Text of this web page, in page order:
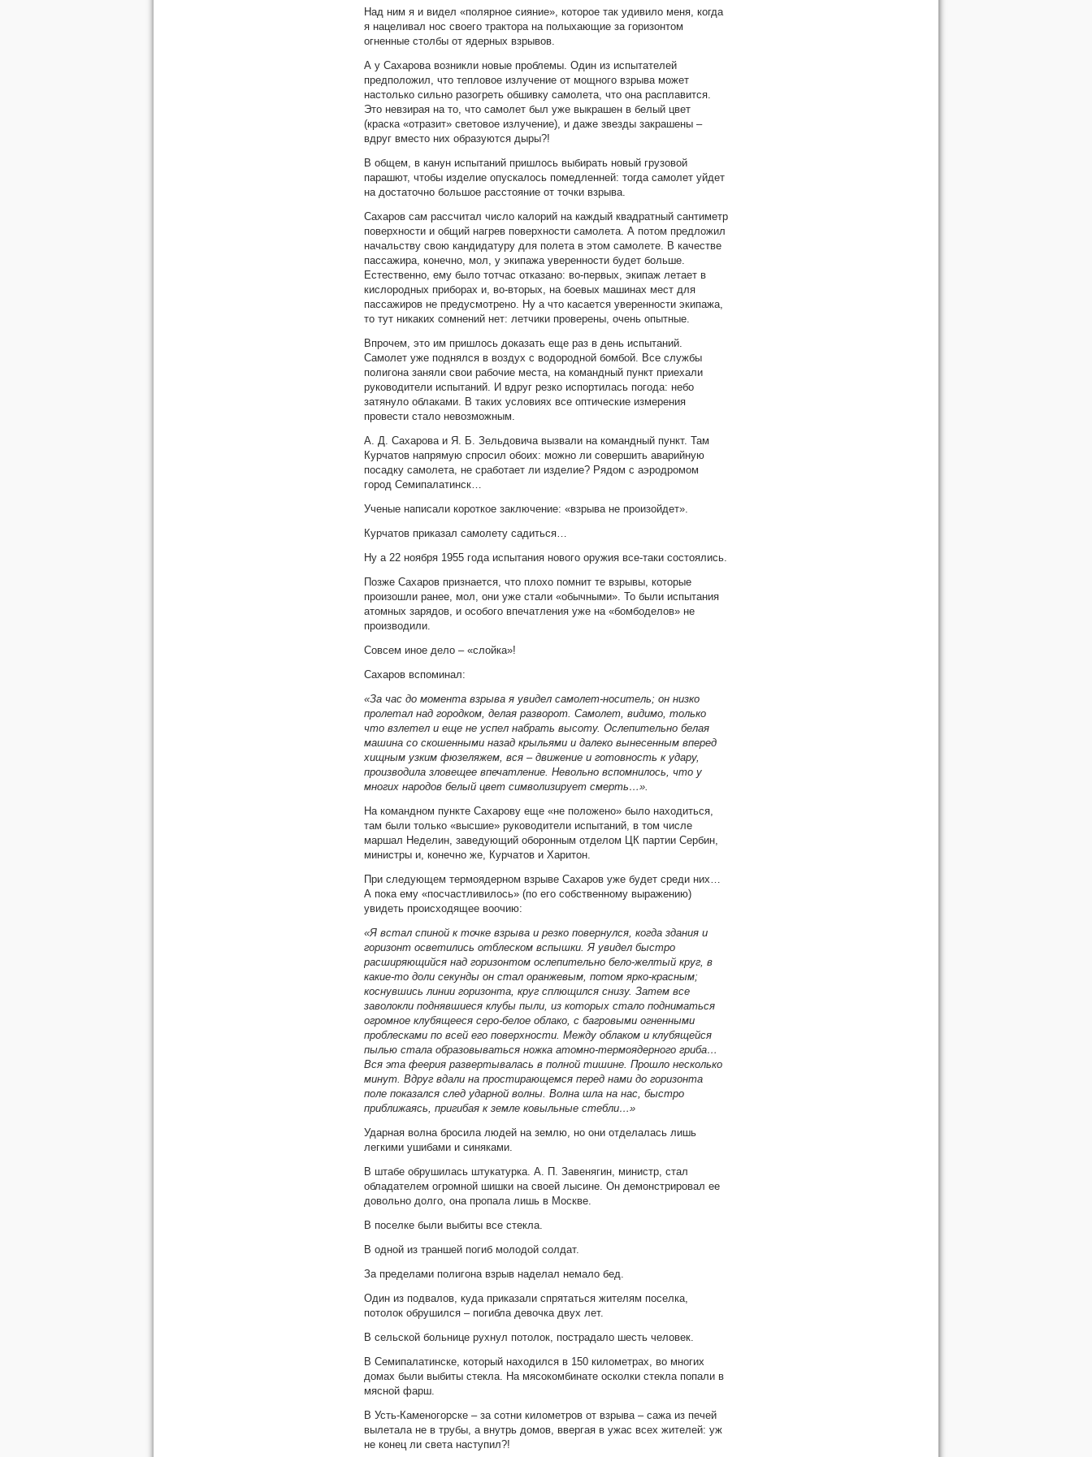
Над ним я и видел «полярное сияние», которое так удивило меня, когда
я нацеливал нос своего трактора на полыхающие за горизонтом
огненные столбы от ядерных взрывов.
А у Сахарова возникли новые проблемы. Один из испытателей
предположил, что тепловое излучение от мощного взрыва может
настолько сильно разогреть обшивку самолета, что она расплавится.
Это невзирая на то, что самолет был уже выкрашен в белый цвет
(краска «отразит» световое излучение), и даже звезды закрашены –
вдруг вместо них образуются дыры?!
В общем, в канун испытаний пришлось выбирать новый грузовой
парашют, чтобы изделие опускалось помедленней: тогда самолет уйдет
на достаточно большое расстояние от точки взрыва.
Сахаров сам рассчитал число калорий на каждый квадратный сантиметр
поверхности и общий нагрев поверхности самолета. А потом предложил
начальству свою кандидатуру для полета в этом самолете. В качестве
пассажира, конечно, мол, у экипажа уверенности будет больше.
Естественно, ему было тотчас отказано: во-первых, экипаж летает в
кислородных приборах и, во-вторых, на боевых машинах мест для
пассажиров не предусмотрено. Ну а что касается уверенности экипажа,
то тут никаких сомнений нет: летчики проверены, очень опытные.
Впрочем, это им пришлось доказать еще раз в день испытаний.
Самолет уже поднялся в воздух с водородной бомбой. Все службы
полигона заняли свои рабочие места, на командный пункт приехали
руководители испытаний. И вдруг резко испортилась погода: небо
затянуло облаками. В таких условиях все оптические измерения
провести стало невозможным.
А. Д. Сахарова и Я. Б. Зельдовича вызвали на командный пункт. Там
Курчатов напрямую спросил обоих: можно ли совершить аварийную
посадку самолета, не сработает ли изделие? Рядом с аэродромом
город Семипалатинск…
Ученые написали короткое заключение: «взрыва не произойдет».
Курчатов приказал самолету садиться…
Ну а 22 ноября 1955 года испытания нового оружия все-таки состоялись.
Позже Сахаров признается, что плохо помнит те взрывы, которые
произошли ранее, мол, они уже стали «обычными». То были испытания
атомных зарядов, и особого впечатления уже на «бомбоделов» не
производили.
Совсем иное дело – «слойка»!
Сахаров вспоминал:
«За час до момента взрыва я увидел самолет-носитель; он низко
пролетал над городком, делая разворот. Самолет, видимо, только
что взлетел и еще не успел набрать высоту. Ослепительно белая
машина со скошенными назад крыльями и далеко вынесенным вперед
хищным узким фюзеляжем, вся – движение и готовность к удару,
производила зловещее впечатление. Невольно вспомнилось, что у
многих народов белый цвет символизирует смерть…».
На командном пункте Сахарову еще «не положено» было находиться,
там были только «высшие» руководители испытаний, в том числе
маршал Неделин, заведующий оборонным отделом ЦК партии Сербин,
министры и, конечно же, Курчатов и Харитон.
При следующем термоядерном взрыве Сахаров уже будет среди них…
А пока ему «посчастливилось» (по его собственному выражению)
увидеть происходящее воочию:
«Я встал спиной к точке взрыва и резко повернулся, когда здания и
горизонт осветились отблеском вспышки. Я увидел быстро
расширяющийся над горизонтом ослепительно бело-желтый круг, в
какие-то доли секунды он стал оранжевым, потом ярко-красным;
коснувшись линии горизонта, круг сплющился снизу. Затем все
заволокли поднявшиеся клубы пыли, из которых стало подниматься
огромное клубящееся серо-белое облако, с багровыми огненными
проблесками по всей его поверхности. Между облаком и клубящейся
пылью стала образовываться ножка атомно-термоядерного гриба…
Вся эта феерия развертывалась в полной тишине. Прошло несколько
минут. Вдруг вдали на простирающемся перед нами до горизонта
поле показался след ударной волны. Волна шла на нас, быстро
приближаясь, пригибая к земле ковыльные стебли…»
Ударная волна бросила людей на землю, но они отделалась лишь
легкими ушибами и синяками.
В штабе обрушилась штукатурка. А. П. Завенягин, министр, стал
обладателем огромной шишки на своей лысине. Он демонстрировал ее
довольно долго, она пропала лишь в Москве.
В поселке были выбиты все стекла.
В одной из траншей погиб молодой солдат.
За пределами полигона взрыв наделал немало бед.
Один из подвалов, куда приказали спрятаться жителям поселка,
потолок обрушился – погибла девочка двух лет.
В сельской больнице рухнул потолок, пострадало шесть человек.
В Семипалатинске, который находился в 150 километрах, во многих
домах были выбиты стекла. На мясокомбинате осколки стекла попали в
мясной фарш.
В Усть-Каменогорске – за сотни километров от взрыва – сажа из печей
вылетала не в трубы, а внутрь домов, ввергая в ужас всех жителей: уж
не конец ли света наступил?!